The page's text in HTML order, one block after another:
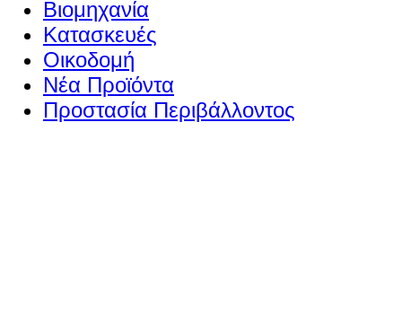
Βιομηχανία
Κατασκευές
Οικοδομή
Νέα Προϊόντα
Προστασία Περιβάλλοντος